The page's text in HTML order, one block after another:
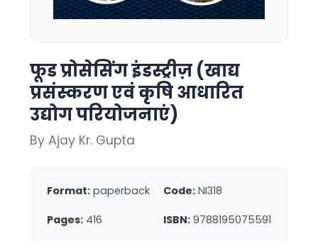
फूड प्रोसेसिंग इंडस्ट्रीज़ (खाद्य
प्रसंस्करण एवं कृषि आधारित
उद्योग परियोजनाएं)
By Ajay Kr. Gupta
Format: paperback Code: NI318
Pages: 416 ISBN: 9788195075591